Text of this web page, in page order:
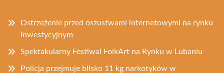
Ostrzeżenie przed oszustwami internetowymi na rynku
inwestycyjnym
Spektakularny Festiwal FolkArt na Rynku w Lubaniu
Policja przejmuje blisko 11 kg narkotyków w